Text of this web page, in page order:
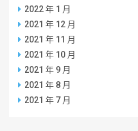
2022 年 1 月
2021 年 12 月
2021 年 11 月
2021 年 10 月
2021 年 9 月
2021 年 8 月
2021 年 7 月